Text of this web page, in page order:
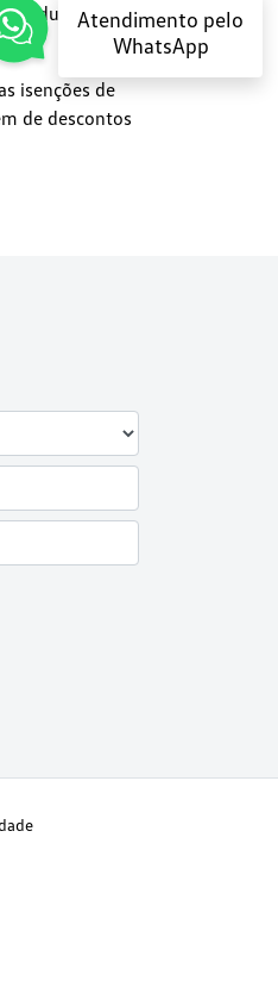
lo durante
isenções de
de descontos
Atendimento pelo
WhatsApp